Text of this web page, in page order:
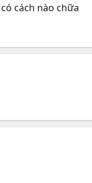
cách nào chữa